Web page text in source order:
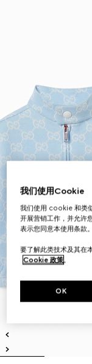
我们使用Cookie
我们使用 cookie 和类
开展营销工作，并允许
表示您同意本使用条款。
要了解此类技术及其在
Cookie 政策。
OK